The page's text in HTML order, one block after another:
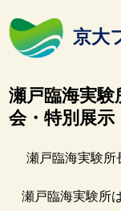
京大
瀬戸臨海実験
会・特別展示
瀬戸臨海実験所
瀬戸臨海実験所